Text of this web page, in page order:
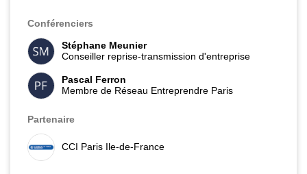
Conférenciers
Stéphane Meunier
Conseiller reprise-transmission d'entreprise
Pascal Ferron
Membre de Réseau Entreprendre Paris
Partenaire
CCI Paris Ile-de-France